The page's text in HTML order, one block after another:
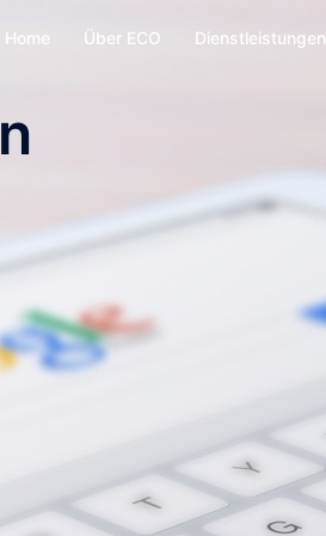
Home Über ECO Dienstleistungen